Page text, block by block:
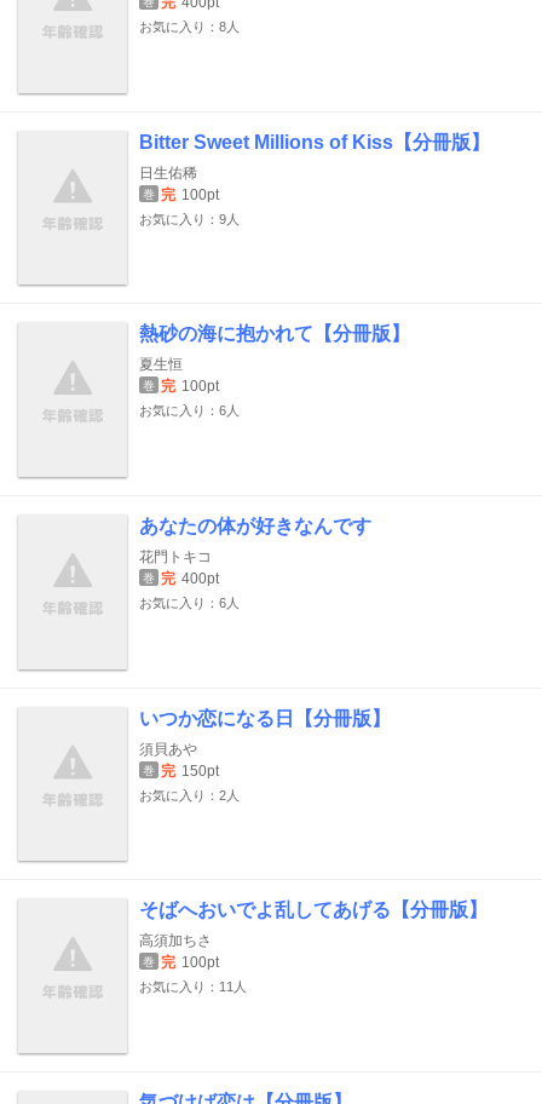
お気に入り：8人
Bitter Sweet Millions of Kiss【分冊版】
日生佑稀
巻 完 100pt
お気に入り：9人
熱砂の海に抱かれて【分冊版】
夏生恒
巻 完 100pt
お気に入り：6人
あなたの体が好きなんです
花門トキコ
巻 完 400pt
お気に入り：6人
いつか恋になる日【分冊版】
須貝あや
巻 完 150pt
お気に入り：2人
そばへおいでよ乱してあげる【分冊版】
高須加ちさ
巻 完 100pt
お気に入り：11人